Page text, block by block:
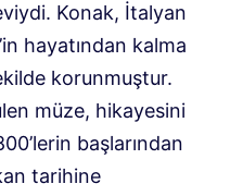
Konak, İtalyan
hayatından kalma
korunmuştur.
müze, hikayesini
başlarından
tarihine